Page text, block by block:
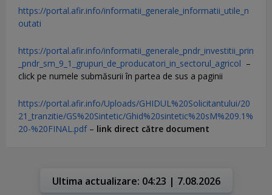
https://portal.afir.info/informatii_generale_informatii_utile_n
outati
https://portal.afir.info/informatii_generale_pndr_investitii_prin
_pndr_sm_9_1_grupuri_de_producatori_in_sectorul_agricol –
click pe numele submăsurii în partea de sus a paginii
https://portal.afir.info/Uploads/GHIDUL%20Solicitantului/20
21_tranzitie/GS%20Sintetic/Ghid%20sintetic%20sM%209.1%
20-%20FINAL.pdf– link direct către document
Ultima actualizare: 04:23 | 7.08.2026